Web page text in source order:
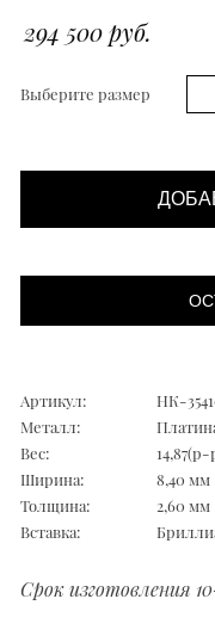
294 500 руб.
Выберите размер
Артикул:
НК-
Металл:
Вес:
14,87(р-
Ширина:
8,40 мм
Толщина:
2,60 мм
Вставка:
Срок изготовления